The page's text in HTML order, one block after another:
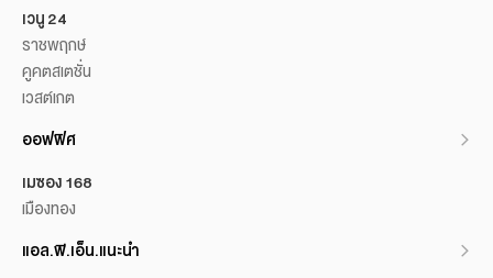
เวนู 24
ราชพฤกษ์
คูคตสเตชั่น
เวสต์เกต
ออฟฟิศ
เมซอง 168
เมืองทอง
แอล.พี.เอ็น.แนะนำ